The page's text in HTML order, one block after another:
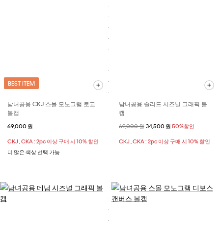
BEST ITEM
남녀공용 CKJ 스몰 모노그램 로고
볼캡
69,000 원
CKJ , CKA : 2pc 이상 구매 시 10% 할인
더 많은 색상 선택 가능
남녀공용 솔리드 시즈널 그래픽 볼
캡
할인 전 가격
69,000 원할인된 가격
34,500 원 50%할인
CKJ , CKA : 2pc 이상 구매 시 10% 할인